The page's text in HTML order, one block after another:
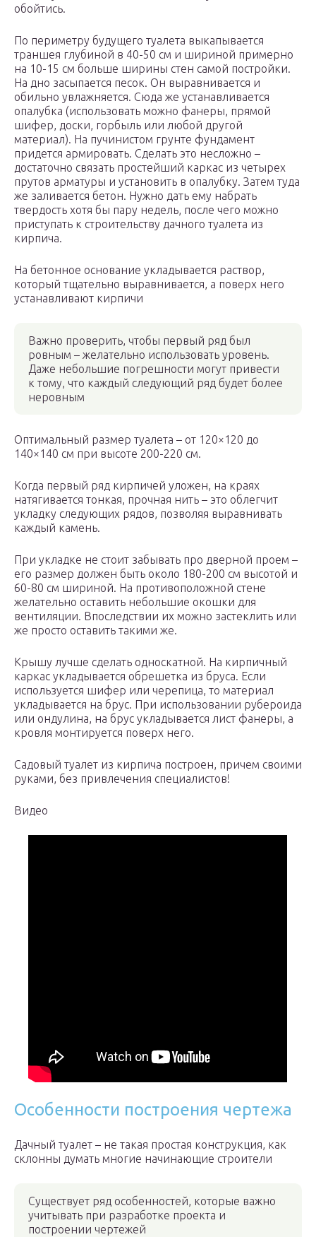
обойтись.
По периметру будущего туалета выкапывается
траншея глубиной в 40-50 см и шириной примерно
на 10-15 см больше ширины стен самой постройки.
На дно засыпается песок. Он выравнивается и
обильно увлажняется. Сюда же устанавливается
опалубка (использовать можно фанеры, прямой
шифер, доски, горбыль или любой другой
материал). На пучинистом грунте фундамент
придется армировать. Сделать это несложно –
достаточно связать простейший каркас из четырех
прутов арматуры и установить в опалубку. Затем туда
же заливается бетон. Нужно дать ему набрать
твердость хотя бы пару недель, после чего можно
приступать к строительству дачного туалета из
кирпича.
На бетонное основание укладывается раствор,
который тщательно выравнивается, а поверх него
устанавливают кирпичи
Важно проверить, чтобы первый ряд был
ровным – желательно использовать уровень.
Даже небольшие погрешности могут привести
к тому, что каждый следующий ряд будет более
неровным
Оптимальный размер туалета – от 120×120 до
140×140 см при высоте 200-220 см.
Когда первый ряд кирпичей уложен, на краях
натягивается тонкая, прочная нить – это облегчит
укладку следующих рядов, позволяя выравнивать
каждый камень.
При укладке не стоит забывать про дверной проем –
его размер должен быть около 180-200 см высотой и
60-80 см шириной. На противоположной стене
желательно оставить небольшие окошки для
вентиляции. Впоследствии их можно застеклить или
же просто оставить такими же.
Крышу лучше сделать односкатной. На кирпичный
каркас укладывается обрешетка из бруса. Если
используется шифер или черепица, то материал
укладывается на брус. При использовании рубероида
или ондулина, на брус укладывается лист фанеры, а
кровля монтируется поверх него.
Садовый туалет из кирпича построен, причем своими
руками, без привлечения специалистов!
Видео
Особенности построения чертежа
Дачный туалет – не такая простая конструкция, как
склонны думать многие начинающие строители
Существует ряд особенностей, которые важно
учитывать при разработке проекта и
построении чертежей